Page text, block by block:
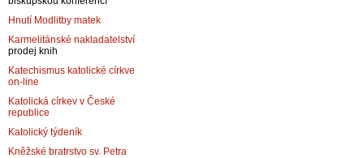
Hnutí Modlitby matek
Karmelitánské nakladatelství
prodej knih
Katechismus katolické církve
on-line
Katolická církev v České
republice
Katolický týdeník
Kněžské bratrstvo sv. Petra